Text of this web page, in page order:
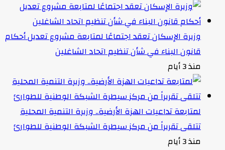
وزيرة الإسكان تعقد اجتماعًا لمتابعة مشروع تعديل أحكام
قانون البناء في شأن تنظيم اتحاد الشاغلين
منذ 3 أيام
لمتابعة تداعيات الهزة الأرضية.. وزيرة التنمية المحلية
تتلقى تقريراً من مركز سيطرة الشبكة الوطنية للطوارئ
منذ 3 أيام